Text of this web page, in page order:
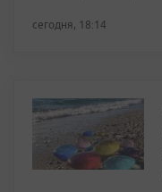
сегодня, 18:14